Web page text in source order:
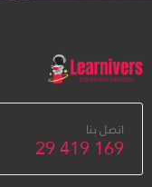
اتصل بنا
29 419 169